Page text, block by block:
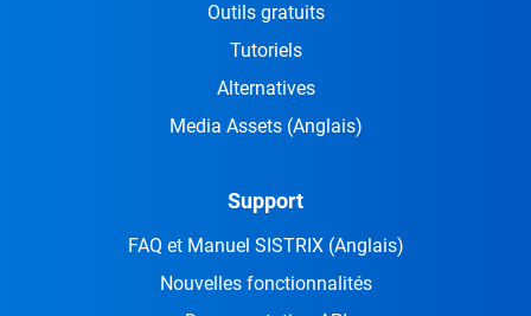
Outils gratuits
Tutoriels
Alternatives
Media Assets (Anglais)
Support
FAQ et Manuel SISTRIX (Anglais)
Nouvelles fonctionnalités